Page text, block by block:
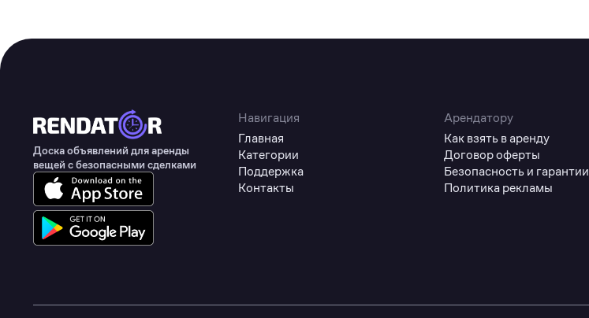
Товары для животных
Здоровье
Цифровые товары
Доска объявлений для аренды
вещей с безопасными сделками
Навигация
Главная
Категории
Поддержка
Контакты
Арендатору
Как взять в аренду
Договор оферты
Безопасность и гарантии
Политика рекламы